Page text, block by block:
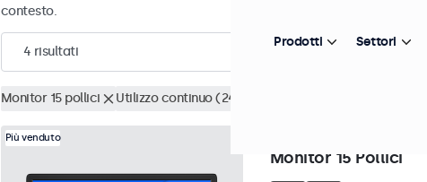
contesto.
4 risultati
Monitor 15 pollici Utilizzo continuo (24/7)
Più venduto
Monitor 15 Pollici
Prodotti Settori